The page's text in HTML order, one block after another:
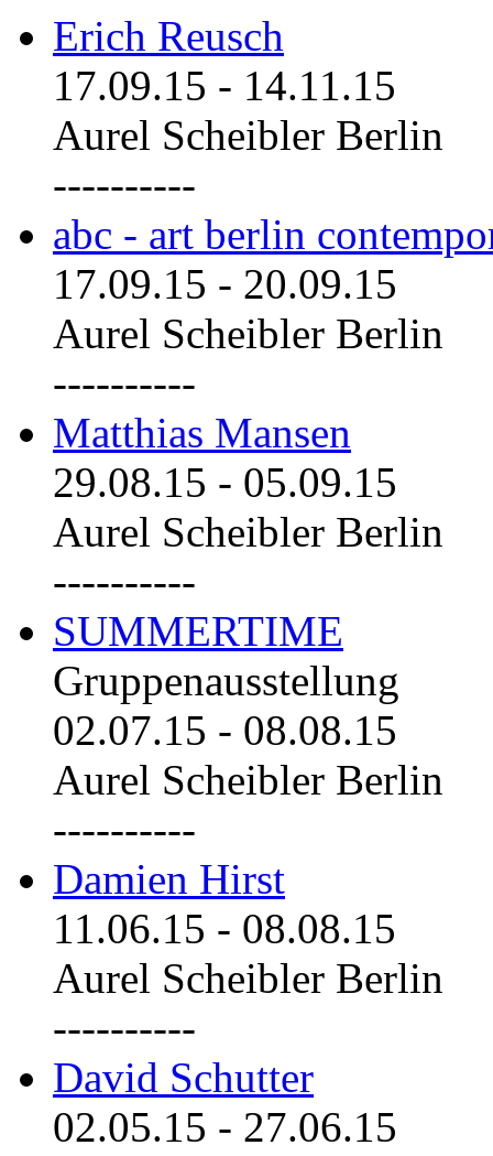
Erich Reusch
17.09.15 - 14.11.15
Aurel Scheibler Berlin
----------
abc - art berlin
17.09.15 - 20.09.15
Aurel Scheibler Berlin
----------
Matthias Mansen
29.08.15 - 05.09.15
Aurel Scheibler Berlin
----------
SUMMERTIME
Gruppenausstellung
02.07.15 - 08.08.15
Aurel Scheibler Berlin
----------
Damien Hirst
11.06.15 - 08.08.15
Aurel Scheibler Berlin
----------
David Schutter
02.05.15 - 27.06.15